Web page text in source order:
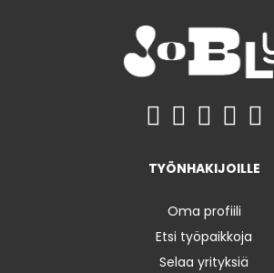
TYÖNHAKIJOILLE
Oma profiili
Etsi työpaikkoja
Selaa yrityksiä